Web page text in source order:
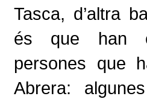
Tasca, d’altra
és que han
persones que
Abrera: